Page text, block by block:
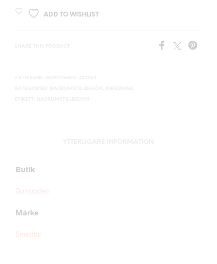
ADD TO WISHLIST
Butik
Golvpoolen
Märke
Smedbo